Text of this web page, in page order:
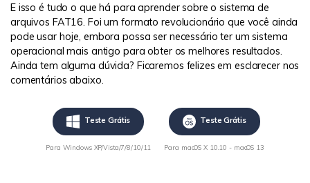
E isso é tudo o que há para aprender sobre o sistema de
arquivos FAT16. Foi um formato revolucionário que você ainda
pode usar hoje, embora possa ser necessário ter um sistema
operacional mais antigo para obter os melhores resultados.
Ainda tem alguma dúvida? Ficaremos felizes em esclarecer nos
comentários abaixo.
Teste Grátis
Para Windows XP/Vista/7/8/10/11
Teste Grátis
Para macOS X 10.10 - macOS 13